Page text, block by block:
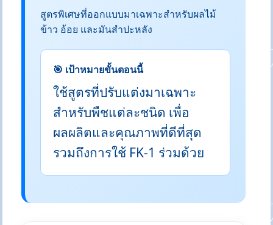
สูตรพิเศษที่ออกแบบมาเฉพาะสำหรับผลไม้
ข้าว อ้อย และมันสำปะหลัง
🎯 เป้าหมายขั้นตอนนี้
ใช้สูตรที่ปรับแต่งมาเฉพาะ
สำหรับพืชแต่ละชนิด เพื่อ
ผลผลิตและคุณภาพที่ดีที่สุด
รวมถึงการใช้ FK-1 ร่วมด้วย